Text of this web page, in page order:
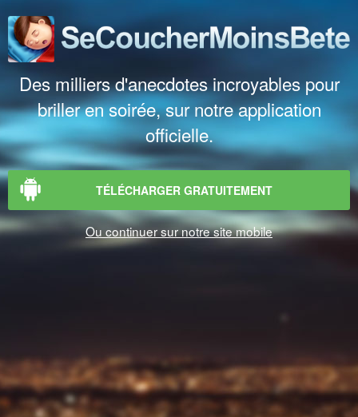
Des milliers d'anecdotes incroyables pour
briller en soirée, sur notre application
officielle.
TÉLÉCHARGER GRATUITEMENT
Ou continuer sur notre site mobile